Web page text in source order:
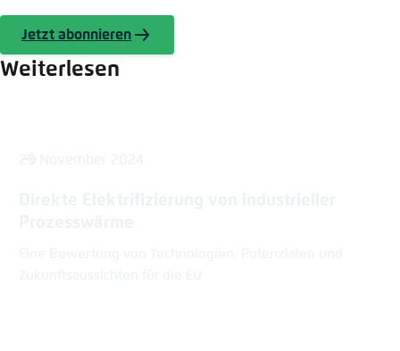
Jetzt abonnieren
Weiterlesen